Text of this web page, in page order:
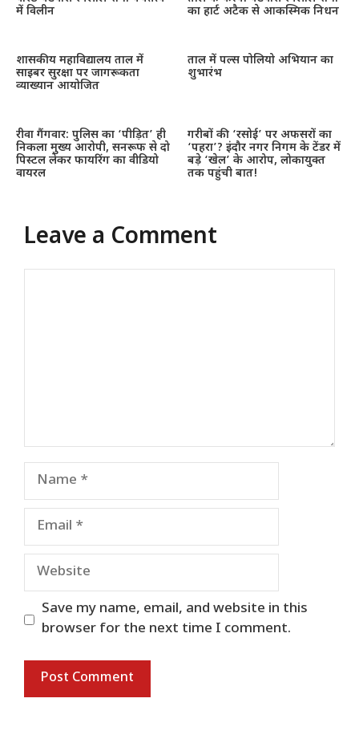
में विलीन
का हार्ट अटैक से आकस्मिक निधन
शासकीय महाविद्यालय ताल में
साइबर सुरक्षा पर जागरूकता
व्याख्यान आयोजित
ताल में पल्स पोलियो अभियान का
शुभारंभ
रीवा गैंगवार: पुलिस का ‘पीड़ित’ ही
निकला मुख्य आरोपी, सनरूफ से दो
पिस्टल लेकर फायरिंग का वीडियो
वायरल
गरीबों की ‘रसोई’ पर अफसरों का
‘पहरा’? इंदौर नगर निगम के टेंडर में
बड़े ‘खेल’ के आरोप, लोकायुक्त
तक पहुंची बात!
Leave a Comment
Name
Email
Website
Save my name, email, and website in this
browser for the next time I comment.